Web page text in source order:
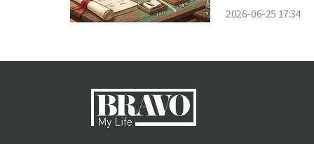
2026-06-25 17:34